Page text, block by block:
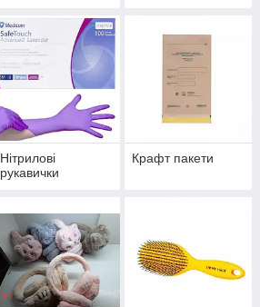
Нітрилові
рукавички
Крафт пакети